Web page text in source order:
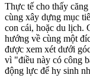
Thực tế cho thấy
cùng xây dựng mục
con cái, hoặc du lịch.
hướng về cùng một
được xem xét dưới
vì "điều này có công
động lực để hy sinh